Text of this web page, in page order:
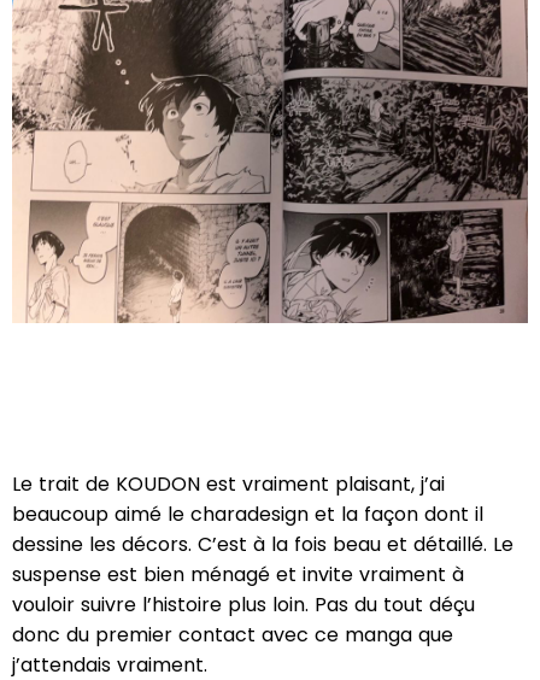
Le trait de KOUDON est vraiment plaisant, j’ai
beaucoup aimé le charadesign et la façon dont il
dessine les décors. C’est à la fois beau et détaillé. Le
suspense est bien ménagé et invite vraiment à
vouloir suivre l’histoire plus loin. Pas du tout déçu
donc du premier contact avec ce manga que
j’attendais vraiment.